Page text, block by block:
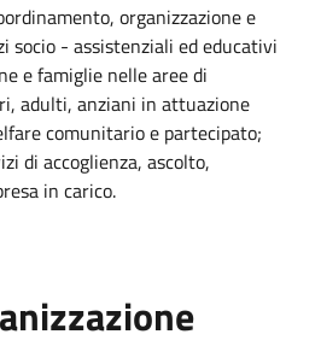
organizzazione e
socio - assistenziali ed educativi
e famiglie nelle aree di
adulti, anziani in attuazione
comunitario e partecipato;
di accoglienza, ascolto,
in carico.